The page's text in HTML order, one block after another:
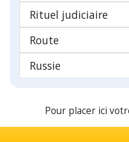
Rituel judiciaire
Route
Russie
Pour placer ici